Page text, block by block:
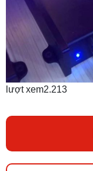
lượt xem2.213